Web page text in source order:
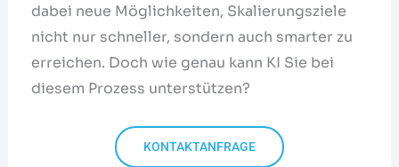
dabei neue Möglichkeiten, Skalierungsziele
nicht nur schneller, sondern auch smarter zu
erreichen. Doch wie genau kann KI Sie bei
diesem Prozess unterstützen?
KONTAKTANFRAGE